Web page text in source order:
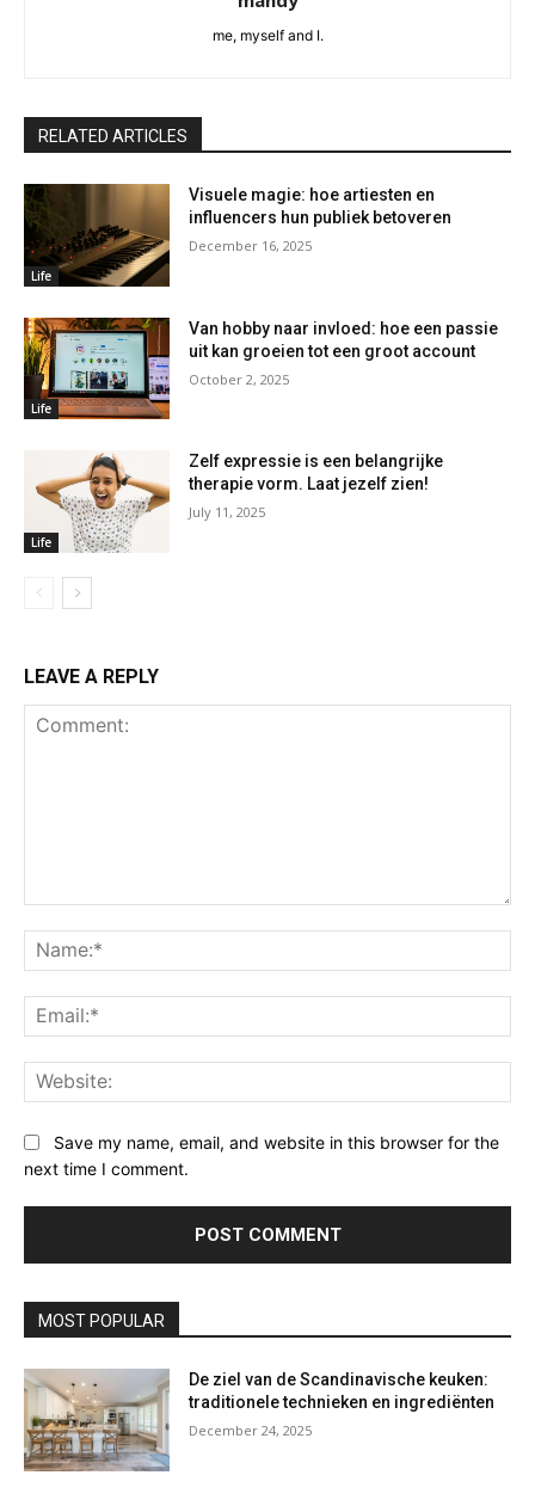
me, myself and I.
RELATED ARTICLES
Life
Visuele magie: hoe artiesten en
influencers hun publiek betoveren
December 16, 2025
Life
Van hobby naar invloed: hoe een passie
uit kan groeien tot een groot account
October 2, 2025
Life
Zelf expressie is een belangrijke
therapie vorm. Laat jezelf zien!
July 11, 2025
LEAVE A REPLY
Save my name, email, and website in this browser for the
next time I comment.
MOST POPULAR
De ziel van de Scandinavische keuken:
traditionele technieken en ingrediënten
December 24, 2025